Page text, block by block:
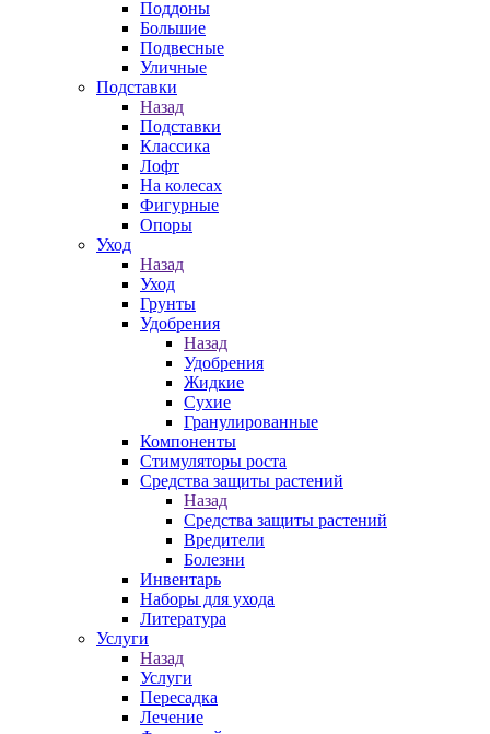
Поддоны
Большие
Подвесные
Уличные
Подставки
Назад
Подставки
Классика
Лофт
На колесах
Фигурные
Опоры
Уход
Назад
Уход
Грунты
Удобрения
Назад
Удобрения
Жидкие
Сухие
Гранулированные
Компоненты
Стимуляторы роста
Средства защиты растений
Назад
Средства защиты растений
Вредители
Болезни
Инвентарь
Наборы для ухода
Литература
Услуги
Назад
Услуги
Пересадка
Лечение